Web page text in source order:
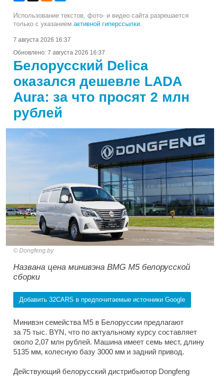
Использование текстов, фото- и видео сайта разрешается
только с указанием активной гиперссылки.
7 августа 2026 16:37
Обновлено: 7 августа 2026 16:37
Белорусский Delica
оказался дешевле LADA
Aura: за что просят 2 млн
рублей
Dongfeng.by
Названа цена минивэна BMG M5 белорусской
сборки
Добавить 32CARS в предпочитаемые источники Google
Минивэн семейства M5 в Белоруссии предлагают
за 75 тыс. BYN, что по актуальному курсу составляет
около 2,07 млн рублей. Машина имеет семь мест, длину
5135 мм, колесную базу 3000 мм и задний привод.
Действующий белорусский дистрибьютор Dongfeng